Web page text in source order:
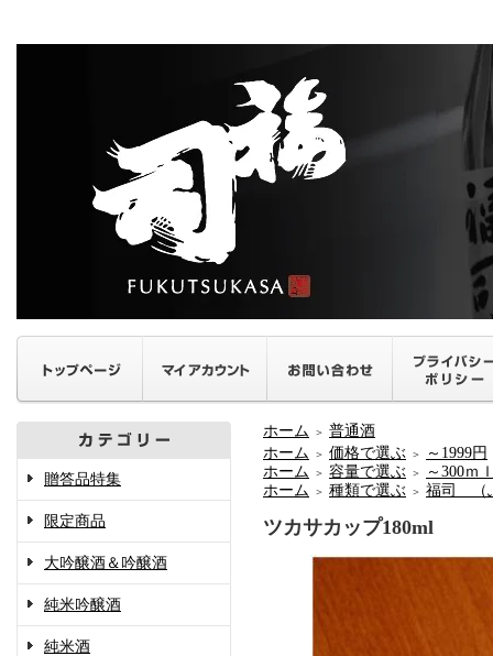
贈答品特集
限定商品
大吟醸酒＆吟醸酒
純米吟醸酒
純米酒
ホーム ＞ 普通酒
ホーム
＞ 価格で選ぶ ＞
～1999円
ホーム
＞ 容量で選ぶ ＞
～300ｍ
ホーム
＞ 種類で選ぶ ＞ 福司 （
ツカサカップ180ml